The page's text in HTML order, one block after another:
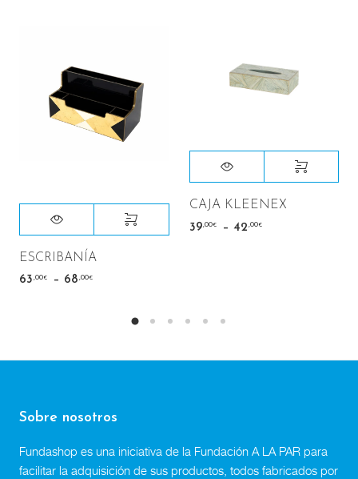
ESCRIBANÍA
63 ,00€ – 68 ,00€
CAJA KLEENEX
39,00€ – 42 ,00€
Sobre nosotros
Fundashop es una iniciativa de la Fundación A LA PAR para
facilitar la adquisición de sus productos, todos fabricados por